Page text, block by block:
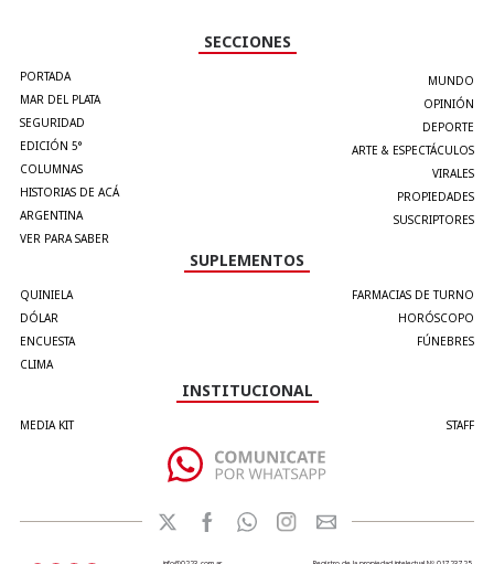
SECCIONES
PORTADA
MAR DEL PLATA
SEGURIDAD
EDICIÓN 5°
COLUMNAS
HISTORIAS DE ACÁ
ARGENTINA
VER PARA SABER
MUNDO
OPINIÓN
DEPORTE
ARTE & ESPECTÁCULOS
VIRALES
PROPIEDADES
SUSCRIPTORES
SUPLEMENTOS
QUINIELA
DÓLAR
ENCUESTA
CLIMA
FARMACIAS DE TURNO
HORÓSCOPO
FÚNEBRES
INSTITUCIONAL
MEDIA KIT STAFF